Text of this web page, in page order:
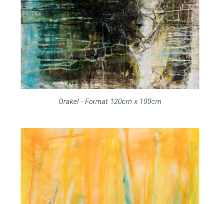
Orakel - Format 120cm x 100cm